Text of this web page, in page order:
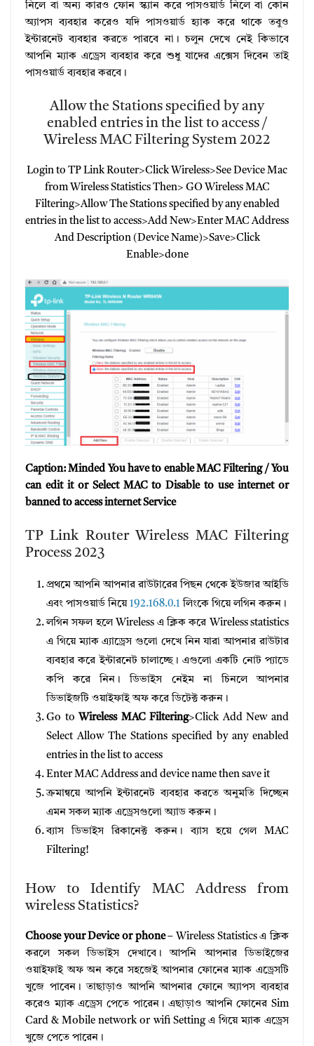
নিলে বা অন্য কারও ফোন স্ক্যান করে পাসওয়ার্ড নিলে বা কোন
অ্যাপস ব্যবহার করেও যদি পাসওয়ার্ড হ্যাক করে থাকে তবুও
ইন্টারনেট ব্যবহার করতে পারবে না। চলুন দেখে নেই কিভাবে
আপনি ম্যাক এড্রেস ব্যবহার করে শুধু যাদের এক্সেস দিবেন তাই
পাসওয়ার্ড ব্যবহার করবে।
Allow the Stations specified by any
enabled entries in the list to access /
Wireless MAC Filtering System 2022
Login to TP Link Router>Click Wireless>See Device Mac
from Wireless Statistics Then> GO Wireless MAC
Filtering>Allow The Stations specified by any enabled
entries in the list to access>Add New>Enter MAC Address
And Description (Device Name)>Save>Click
Enable>done
Caption: Minded You have to enable MAC Filtering / You
can edit it or Select MAC to Disable to use internet or
banned to access internet Service
TP Link Router Wireless MAC Filtering
Process 2023
প্রথমে আপনি আপনার রাউটারের পিছন থেকে ইউজার আইডি
এবং পাসওয়ার্ড নিয়ে 192.168.0.1 লিংকে গিয়ে লগিন করুন।
লগিন সফল হলে Wireless এ ক্লিক করে Wireless statistics
এ গিয়ে ম্যাক এ্যাড্রেস গুলো দেখে নিন যারা আপনার রাউটার
ব্যবহার করে ইন্টারনেট চালাচ্ছে। এগুলো একটি নোট প্যাডে
কপি করে নিন। ডিভাইস নেইম না চিনলে আপনার
ডিভাইজটি ওয়াইফাই অফ করে ডিটেক্ট করুন।
Go to Wireless MAC Filtering>Click Add New and
Select Allow The Stations specified by any enabled
entries in the list to access
Enter MAC Address and device name then save it
ক্রমান্বয়ে আপনি ইন্টারনেট ব্যবহার করতে অনুমতি দিচ্ছেন
এমন সকল ম্যাক এড্রেসগুলো অ্যাড করুন।
ব্যাস ডিভাইস রিকানেক্ট করুন। ব্যাস হয়ে গেল MAC
Filtering!
How to Identify MAC Address from
wireless Statistics?
Choose your Device or phone– Wireless Statistics এ ক্লিক
করলে সকল ডিভাইস দেখাবে। আপনি আপনার ডিভাইজের
ওয়াইফাই অফ অন করে সহজেই আপনার ফোনের ম্যাক এড্রেসটি
খুজে পাবেন। তাছাড়াও আপনি আপনার ফোনে অ্যাপস ব্যবহার
করেও ম্যাক এড্রেস পেতে পারেন। এছাড়াও আপনি ফোনের Sim
Card & Mobile network or wifi Setting এ গিয়ে ম্যাক এড্রেস
খুজে পেতে পারেন।